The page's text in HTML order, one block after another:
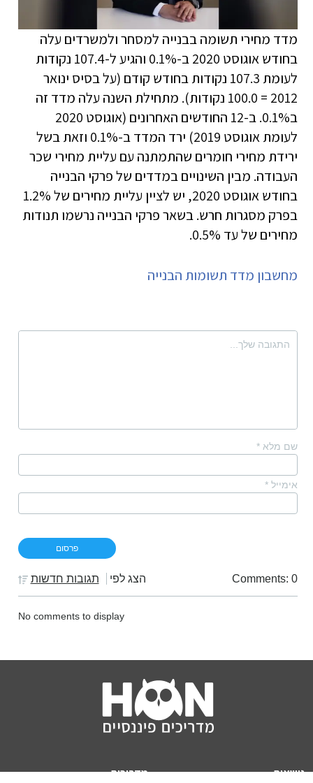
מדד מחירי תשומה בבנייה למסחר ולמשרדים עלה
בחודש אוגוסט 2020 ב-0.1% והגיע ל-107.4 נקודות
לעומת 107.3 נקודות בחודש קודם (על בסיס ינואר
2012 = 100.0 נקודות). מתחילת השנה עלה מדד זה
ב0.1%. ב-12 החודשים האחרונים (אוגוסט 2020
לעומת אוגוסט 2019) ירד המדד ב-0.1% וזאת בשל
ירידת מחירי חומרים שהתמתנה עם עליית מחירי שכר
העבודה. מבין השינויים במדדים של פרקי הבנייה
בחודש אוגוסט 2020, יש לציין עליית מחירים של 1.2%
בפרק מסגרות חרש. בשאר פרקי הבנייה נרשמו תנודות
מחירים של עד 0.5%.
מחשבון מדד תשומות הבנייה
שם מלא *
אימייל *
Comments: 0 הצג לפי תגובות חדשות
No comments to display
נושאים מדריכים